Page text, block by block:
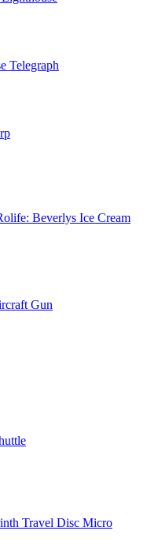
Telegraph
Beverlys Ice Cream
Gun
Travel Disc Micro